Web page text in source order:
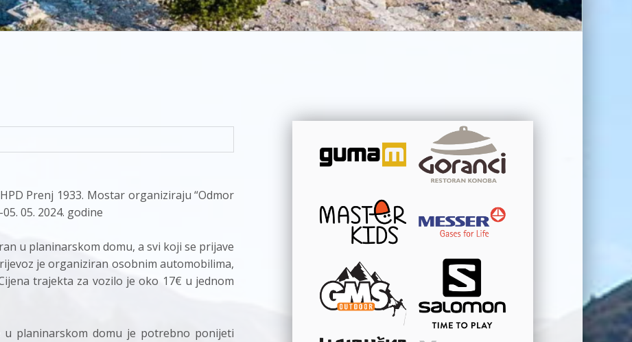
Prenj 1933. Mostar organiziraju “Odmor
05. 2024. godine
u planinarskom domu, a svi koji se prijave
je organiziran osobnim automobilima,
trajekta za vozilo je oko 17€ u jednom
planinarskom domu je potrebno ponijeti